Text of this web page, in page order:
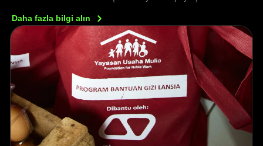
Daha fazla bilgi alın